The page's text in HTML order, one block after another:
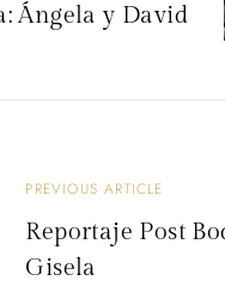
PREVIOUS ARTICLE
Reportaje Post
Gisela
Ángela y David